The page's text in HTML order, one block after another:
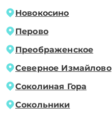
Новокосино
Перово
Преображенское
Северное Измайлово
Соколиная Гора
Сокольники